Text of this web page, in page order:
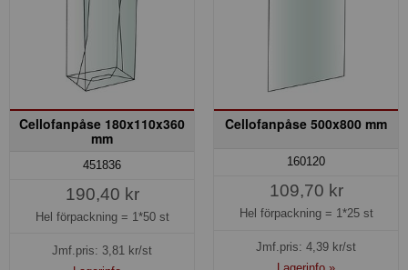
Cellofanpåse 180x110x360
mm
451836
190,40 kr
Hel förpackning = 1*50 st
Jmf.pris: 3,81
kr/st
Cellofanpåse 500x800 mm
160120
109,70 kr
Hel förpackning = 1*25 st
Jmf.pris: 4,39 kr/st